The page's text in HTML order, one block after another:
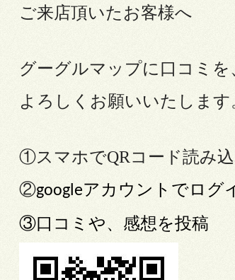
ご来店頂いたお客様へ
グーグルマップに口コミを
よろしくお願いいたします
①スマホでQRコード読み
②googleアカウントでログ
③口コミや、感想を投稿